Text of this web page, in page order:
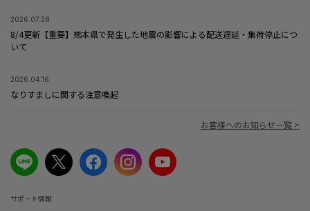
2026.07.28
8/4更新【重要】熊本県で発生した地震の影響による配送遅延・集荷停止につ
いて
2026.04.16
なりすましに関する注意喚起
お客様へのお知らせ一覧 >
サポート情報